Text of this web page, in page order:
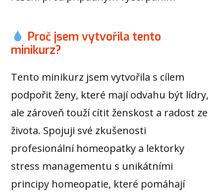
Proč jsem vytvořila tento
minikurz?
Tento minikurz jsem vytvořila s cílem
podpořit ženy, které mají odvahu být lídry,
ale zároveň touží cítit ženskost a radost ze
života. Spojuji své zkušenosti
profesionální homeopatky a lektorky
stress managementu s unikátními
principy homeopatie, které pomáhají